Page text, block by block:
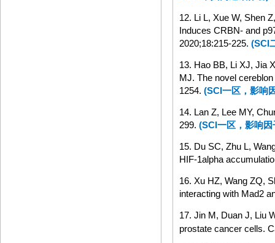
12. Li L, Xue W, Shen
Induces CRBN- and
2020;18:215-225. (SCI
13. Hao BB, Li XJ, Jia
MJ. The novel
1254. (SCI一区，影响
14. Lan Z, Lee MY,
299. (SCI一区，影响因
15. Du SC, Zhu L,
HIF-1alpha
16. Xu HZ, Wang ZQ,
interacting with Mad2
17. Jin M, Duan J, Liu
prostate cancer cells.